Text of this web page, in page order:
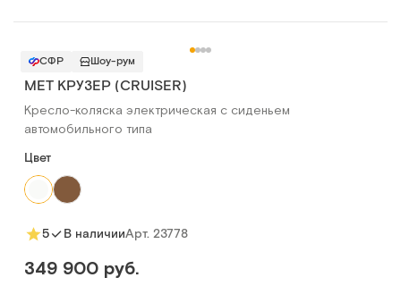
СФР Шоу-рум
MET КРУЗЕР (CRUISER)
Кресло-коляска электрическая с сиденьем
автомобильного типа
Цвет
5 В наличииАрт. 23778
349 900 руб.